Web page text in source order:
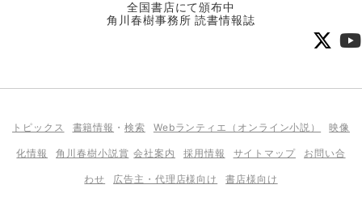
全国書店にて頒布中
角川春樹事務所 読書情報誌
トピックス 書籍情報 ・検索 Webランティエ（オンライン小説） 映像
化情報 角川春樹小説賞 会社案内 採用情報 サイトマップ お問い合
わせ 広告主・代理店様向け 書店様向け